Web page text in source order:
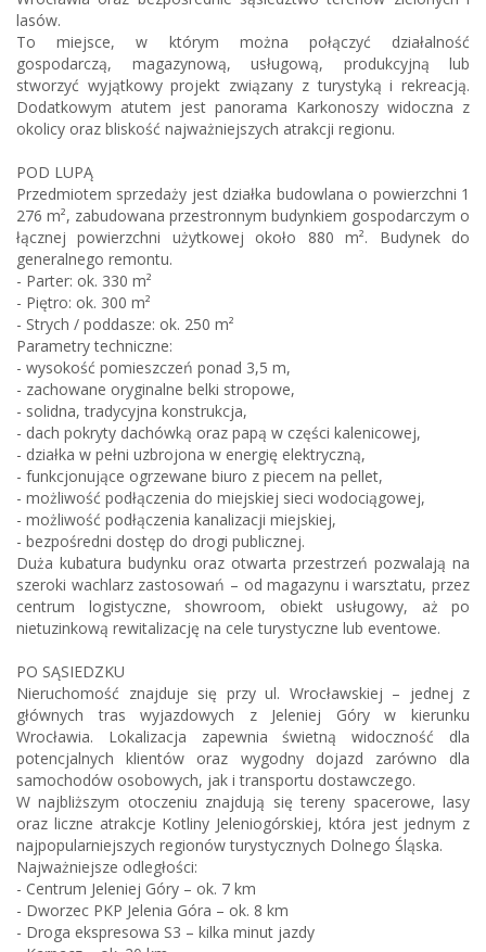
lasów.
To miejsce, w którym można połączyć działalność
gospodarczą, magazynową, usługową, produkcyjną lub
stworzyć wyjątkowy projekt związany z turystyką i rekreacją.
Dodatkowym atutem jest panorama Karkonoszy widoczna z
okolicy oraz bliskość najważniejszych atrakcji regionu.
POD LUPĄ
Przedmiotem sprzedaży jest działka budowlana o powierzchni 1
276 m², zabudowana przestronnym budynkiem gospodarczym o
łącznej powierzchni użytkowej około 880 m². Budynek do
generalnego remontu.
- Parter: ok. 330 m²
- Piętro: ok. 300 m²
- Strych / poddasze: ok. 250 m²
Parametry techniczne:
- wysokość pomieszczeń ponad 3,5 m,
- zachowane oryginalne belki stropowe,
- solidna, tradycyjna konstrukcja,
- dach pokryty dachówką oraz papą w części kalenicowej,
- działka w pełni uzbrojona w energię elektryczną,
- funkcjonujące ogrzewane biuro z piecem na pellet,
- możliwość podłączenia do miejskiej sieci wodociągowej,
- możliwość podłączenia kanalizacji miejskiej,
- bezpośredni dostęp do drogi publicznej.
Duża kubatura budynku oraz otwarta przestrzeń pozwalają na
szeroki wachlarz zastosowań – od magazynu i warsztatu, przez
centrum logistyczne, showroom, obiekt usługowy, aż po
nietuzinkową rewitalizację na cele turystyczne lub eventowe.
PO SĄSIEDZKU
Nieruchomość znajduje się przy ul. Wrocławskiej – jednej z
głównych tras wyjazdowych z Jeleniej Góry w kierunku
Wrocławia. Lokalizacja zapewnia świetną widoczność dla
potencjalnych klientów oraz wygodny dojazd zarówno dla
samochodów osobowych, jak i transportu dostawczego.
W najbliższym otoczeniu znajdują się tereny spacerowe, lasy
oraz liczne atrakcje Kotliny Jeleniogórskiej, która jest jednym z
najpopularniejszych regionów turystycznych Dolnego Śląska.
Najważniejsze odległości:
- Centrum Jeleniej Góry – ok. 7 km
- Dworzec PKP Jelenia Góra – ok. 8 km
- Droga ekspresowa S3 – kilka minut jazdy